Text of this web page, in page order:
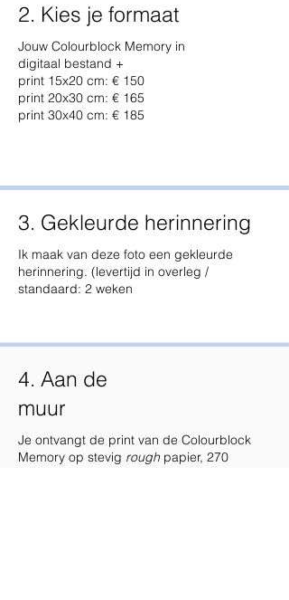
2. Kies je formaat
Jouw Colourblock Memory in
digitaal bestand +
print 15x20 cm: € 150
print 20x30 cm: € 165
print 30x40 cm: € 185
3. Gekleurde herinnering
Ik maak van deze foto een gekleurde
herinnering. (levertijd in overleg /
standaard: 2 weken
4. Aan de
muur
Je ontvangt de print van de Colourblock
Memory op stevig rough papier, 270